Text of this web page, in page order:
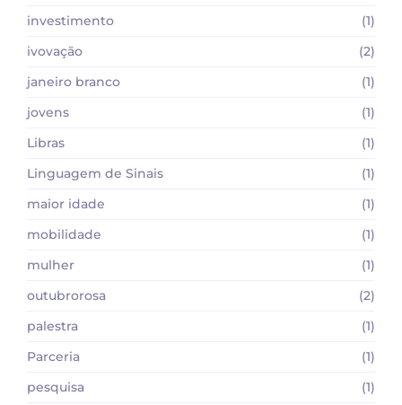
investimento
(1)
ivovação
(2)
janeiro branco
(1)
jovens
(1)
Libras
(1)
Linguagem de Sinais
(1)
maior idade
(1)
mobilidade
(1)
mulher
(1)
outubrorosa
(2)
palestra
(1)
Parceria
(1)
pesquisa
(1)